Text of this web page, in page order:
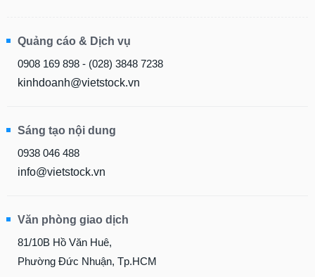
Quảng cáo & Dịch vụ
0908 169 898 - (028) 3848 7238
kinhdoanh@vietstock.vn
Sáng tạo nội dung
0938 046 488
info@vietstock.vn
Văn phòng giao dịch
81/10B Hồ Văn Huê,
Phường Đức Nhuận, Tp.HCM